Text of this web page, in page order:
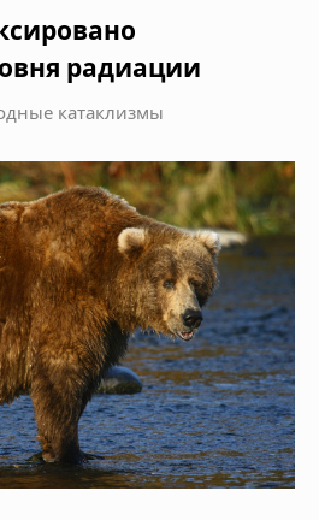
радиации
катаклизмы